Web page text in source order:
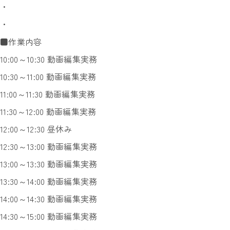
・
・
■作業内容
10:00～10:30 動画編集実務
10:30～11:00 動画編集実務
11:00～11:30 動画編集実務
11:30～12:00 動画編集実務
12:00～12:30 昼休み
12:30～13:00 動画編集実務
13:00～13:30 動画編集実務
13:30～14:00 動画編集実務
14:00～14:30 動画編集実務
14:30～15:00 動画編集実務